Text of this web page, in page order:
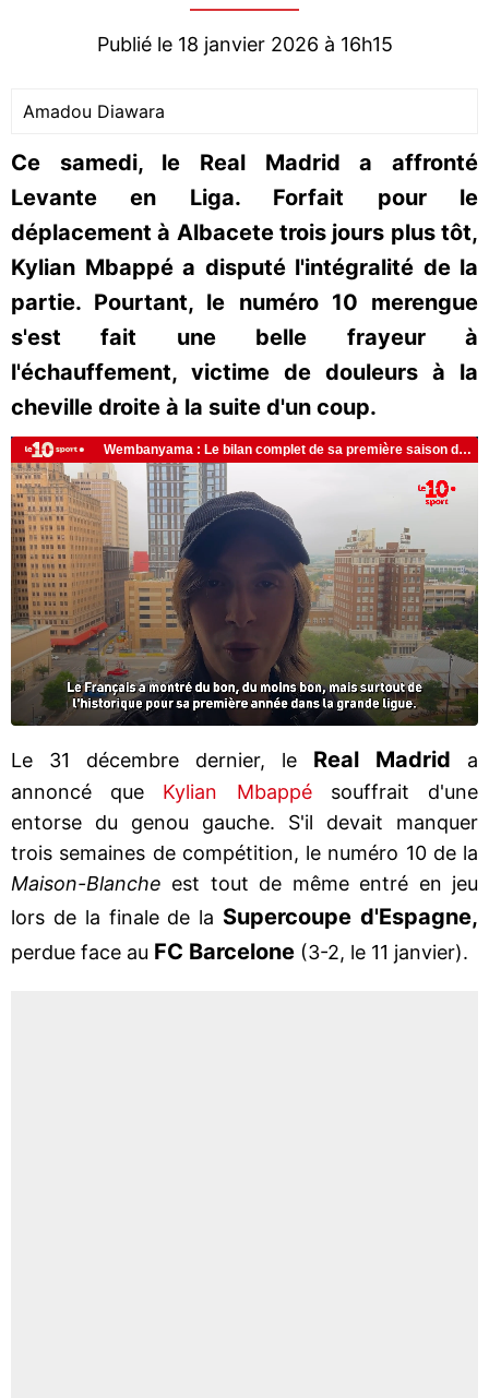
Publié le 18 janvier 2026 à 16h15
Amadou Diawara
Ce samedi, le Real Madrid a affronté
Levante en Liga. Forfait pour le
déplacement à Albacete trois jours plus tôt,
Kylian Mbappé a disputé l'intégralité de la
partie. Pourtant, le numéro 10 merengue
s'est fait une belle frayeur à
l'échauffement, victime de douleurs à la
cheville droite à la suite d'un coup.
Le 31 décembre dernier, le Real Madrid a
annoncé que Kylian Mbappésouffrait d'une
entorse du genou gauche. S'il devait manquer
trois semaines de compétition, le numéro 10 de la
Maison-Blanche est tout de même entré en jeu
lors de la finale de la Supercoupe d'Espagne,
perdue face au FC Barcelone (3-2, le 11 janvier).